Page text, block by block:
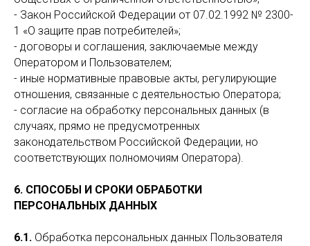
- Закон Российской Федерации от 07.02.1992 № 2300-
1 «О защите прав потребителей»;
- договоры и соглашения, заключаемые между
Оператором и Пользователем;
- иные нормативные правовые акты, регулирующие
отношения, связанные с деятельностью Оператора;
- согласие на обработку персональных данных (в
случаях, прямо не предусмотренных
законодательством Российской Федерации, но
соответствующих полномочиям Оператора).
6. СПОСОБЫ И СРОКИ ОБРАБОТКИ
ПЕРСОНАЛЬНЫХ ДАННЫХ
6.1. Обработка персональных данных Пользователя